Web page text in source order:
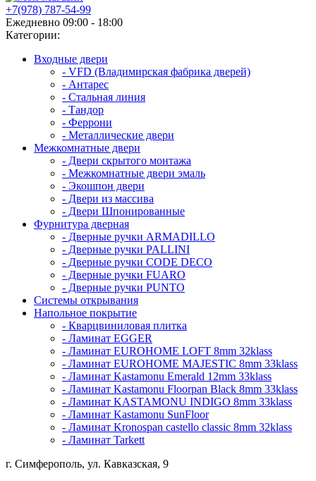
+7(978) 787-54-99
Ежедневно 09:00 - 18:00
Категории:
Входные двери
- VFD (Владимирская фабрика дверей)
- Антарес
- Стальная линия
- Тандор
- Феррони
- Металлические двери
Межкомнатные двери
- Двери скрытого монтажа
- Межкомнатные двери эмаль
- Экошпон двери
- Двери из массива
- Двери Шпонированные
Фурнитура дверная
- Дверные ручки ARMADILLO
- Дверные ручки PALLINI
- Дверные ручки CODE DECO
- Дверные ручки FUARO
- Дверные ручки PUNTO
Системы открывания
Напольное покрытие
- Кварцвиниловая плитка
- Ламинат EGGER
- Ламинат EUROHOME LOFT 8mm 32klass
- Ламинат EUROHOME MAJESTIC 8mm 33klass
- Ламинат Kastamonu Emerald 12mm 33klass
- Ламинат Kastamonu Floorpan Black 8mm 33klass
- Ламинат KASTAMONU INDIGO 8mm 33klass
- Ламинат Kastamonu SunFloor
- Ламинат Kronospan castello classic 8mm 32klass
- Ламинат Tarkett
г. Симферополь, ул. Кавказская, 9